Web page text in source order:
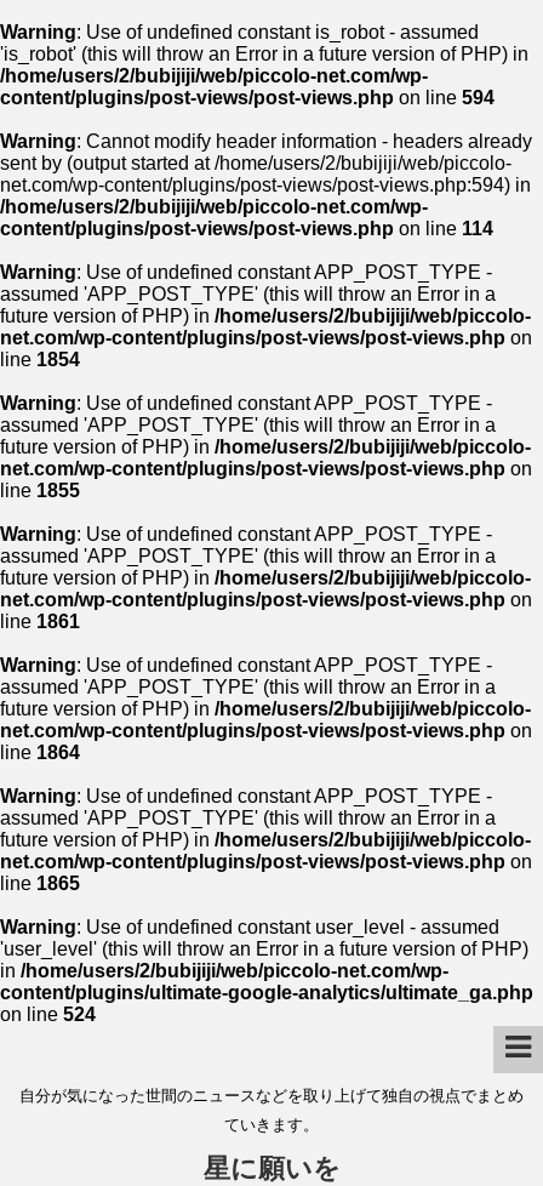
Warning: Use of undefined constant is_robot - assumed
'is_robot' (this will throw an Error in a future version of PHP) in
/home/users/2/bubijiji/web/piccolo-net.com/wp-
content/plugins/post-views/post-views.php on line 594
Warning: Cannot modify header information - headers already
sent by (output started at /home/users/2/bubijiji/web/piccolo-
net.com/wp-content/plugins/post-views/post-views.php:594) in
/home/users/2/bubijiji/web/piccolo-net.com/wp-
content/plugins/post-views/post-views.php on line 114
Warning: Use of undefined constant APP_POST_TYPE -
assumed 'APP_POST_TYPE' (this will throw an Error in a
future version of PHP) in /home/users/2/bubijiji/web/piccolo-
net.com/wp-content/plugins/post-views/post-views.php on
line 1854
Warning: Use of undefined constant APP_POST_TYPE -
assumed 'APP_POST_TYPE' (this will throw an Error in a
future version of PHP) in /home/users/2/bubijiji/web/piccolo-
net.com/wp-content/plugins/post-views/post-views.php on
line 1855
Warning: Use of undefined constant APP_POST_TYPE -
assumed 'APP_POST_TYPE' (this will throw an Error in a
future version of PHP) in /home/users/2/bubijiji/web/piccolo-
net.com/wp-content/plugins/post-views/post-views.php on
line 1861
Warning: Use of undefined constant APP_POST_TYPE -
assumed 'APP_POST_TYPE' (this will throw an Error in a
future version of PHP) in /home/users/2/bubijiji/web/piccolo-
net.com/wp-content/plugins/post-views/post-views.php on
line 1864
Warning: Use of undefined constant APP_POST_TYPE -
assumed 'APP_POST_TYPE' (this will throw an Error in a
future version of PHP) in /home/users/2/bubijiji/web/piccolo-
net.com/wp-content/plugins/post-views/post-views.php on
line 1865
Warning: Use of undefined constant user_level - assumed
'user_level' (this will throw an Error in a future version of PHP)
in /home/users/2/bubijiji/web/piccolo-net.com/wp-
content/plugins/ultimate-google-analytics/ultimate_ga.php
on line 524
自分が気になった世間のニュースなどを取り上げて独自の視点でまとめ
ていきます。
星に願いを